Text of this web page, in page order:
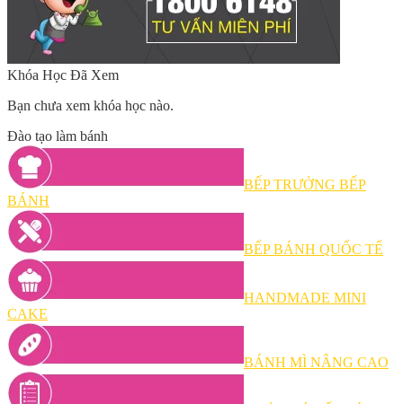
Khóa Học Đã Xem
Bạn chưa xem khóa học nào.
Đào tạo làm bánh
BẾP TRƯỞNG BẾP
BÁNH
BẾP BÁNH QUỐC TẾ
HANDMADE MINI
CAKE
BÁNH MÌ NÂNG CAO